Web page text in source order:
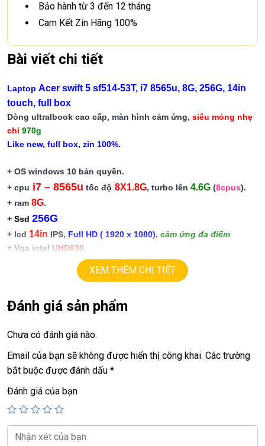
Bảo hành từ 3 đến 12 tháng
Cam Kết Zin Hãng 100%
Bài viết chi tiết
Laptop Acer swift 5 sf514-53T, i7 8565u, 8G, 256G, 14in
touch, full box
Dòng ultralbook cao cấp, màn hình cảm ứng, siêu mỏng nhẹ
chỉ 970g
Like new, full box, zin 100%.
+ OS windows 10 bản quyền.
+ cpu i7 – 8565u tốc độ 8X1.8G, turbo lên 4.6G (8cpus).
+ ram 8G.
+ Ssd 256G
+ lcd 14in IPS, Full HD ( 1920 x 1080), cảm ứng đa điểm
+ Vga intel UHD630.
+ USB type C, usb 3.0, webcam, hdmi
+ phím chiclet,
có đèn bàn phím
Giá : 17.9tr
================================================
LAPTOP TRIỀU PHÁT – UY TÍN – CHẤT LƯỢNG – GIÁ RẺ.
ĐT:0939.008.008
Face. Viber. Zalo :0938.078.389
ĐC: 60/26 Đồng Đen, p.14, Tân Bình
XEM THÊM CHI TIẾT
Đánh giá sản phẩm
Chưa có đánh giá nào.
Email của bạn sẽ không được hiển thị công khai. Các trường
bắt buộc được đánh dấu *
Đánh giá của bạn